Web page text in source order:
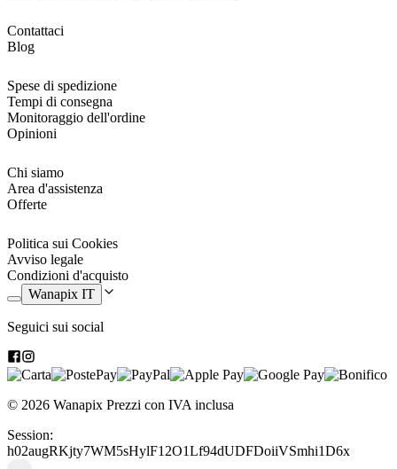
Contattaci
Blog
Spese di spedizione
Tempi di consegna
Monitoraggio dell'ordine
Opinioni
Chi siamo
Area d'assistenza
Offerte
Politica sui Cookies
Avviso legale
Condizioni d'acquisto
Wanapix IT
Seguici sui social
© 2026 Wanapix Prezzi con IVA inclusa
Session:
h02augRKjty7WM5sHylF12O1Lf94dUDFDoiiVSmhi1D6x